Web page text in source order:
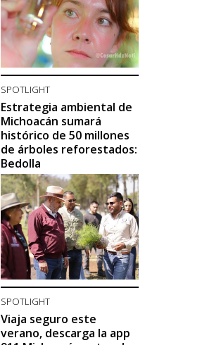
SPOTLIGHT
Estrategia ambiental de
Michoacán sumará
histórico de 50 millones
de árboles reforestados:
Bedolla
SPOTLIGHT
Viaja seguro este
verano, descarga la app